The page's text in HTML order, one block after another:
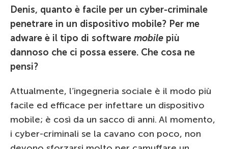
Denis, quanto è facile per un cyber-criminale
penetrare in un dispositivo mobile? Per me
adware è il tipo di software mobile più
dannoso che ci possa essere. Che cosa ne
pensi?
Attualmente, l’ingegneria sociale è il modo più
facile ed efficace per infettare un dispositivo
mobile; è così da un sacco di anni. Al momento,
i cyber-criminali se la cavano con poco, non